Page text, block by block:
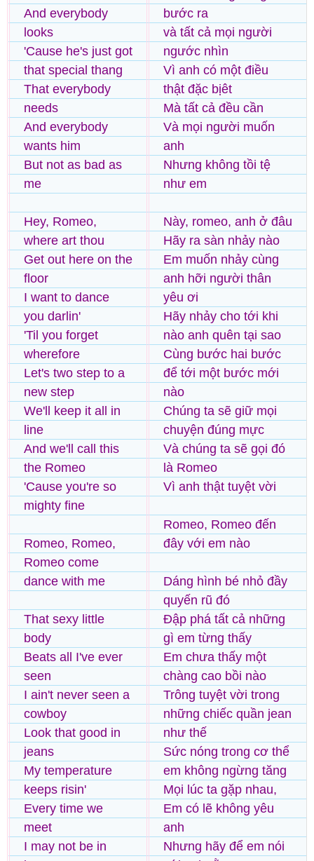
And everybody
looks
'Cause he's just got
that special thang
That everybody
needs
And everybody
wants him
But not as bad as
me
Hey, Romeo,
where art thou
Get out here on the
floor
I want to dance
you darlin'
'Til you forget
wherefore
Let's two step to a
new step
We'll keep it all in
line
And we'll call this
the Romeo
'Cause you're so
mighty fine
Romeo, Romeo,
Romeo come
dance with me
That sexy little
body
Beats all I've ever
seen
I ain't never seen a
cowboy
Look that good in
jeans
My temperature
keeps risin'
Every time we
meet
I may not be in
bước ra
và tất cả mọi người
ngước nhìn
Vì anh có một điều
thật đặc bịêt
Mà tất cả đều cần
Và mọi người muốn
anh
Nhưng không tồi tệ
như em
Này, romeo, anh ở đâu
Hãy ra sàn nhảy nào
Em muốn nhảy cùng
anh hỡi người thân
yêu ơi
Hãy nhảy cho tới khi
nào anh quên tại sao
Cùng bước hai bước
để tới một bước mới
nào
Chúng ta sẽ giữ mọi
chuyện đúng mực
Và chúng ta sẽ gọi đó
là Romeo
Vì anh thật tuyệt vời
Romeo, Romeo đến
đây với em nào
Dáng hình bé nhỏ đầy
quyến rũ đó
Đập phá tất cả những
gì em từng thấy
Em chưa thấy một
chàng cao bồi nào
Trông tuyệt vời trong
những chiếc quần jean
như thế
Sức nóng trong cơ thể
em không ngừng tăng
Mọi lúc ta gặp nhau,
Em có lẽ không yêu
anh
Nhưng hãy để em nói